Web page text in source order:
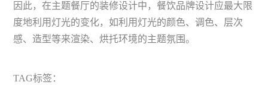
因此，在主题餐厅的装修设计中，餐饮品牌设计应最大限
度地利用灯光的变化，如利用灯光的颜色、调色、层次
感、造型等来渲染、烘托环境的主题氛围。
TAG标签：